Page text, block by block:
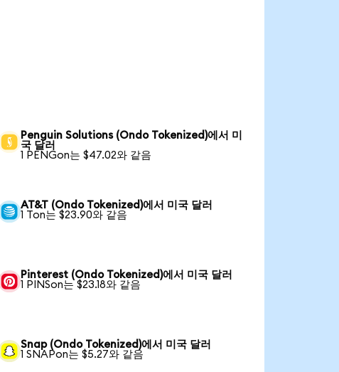
Penguin Solutions (Ondo Tokenized)에서 미
국 달러
1 PENGon는 $47.02와 같음
AT&T (Ondo Tokenized)에서 미국 달러
1 Ton는 $23.90와 같음
Pinterest (Ondo Tokenized)에서 미국 달러
1 PINSon는 $23.18와 같음
Snap (Ondo Tokenized)에서 미국 달러
1 SNAPon는 $5.27와 같음